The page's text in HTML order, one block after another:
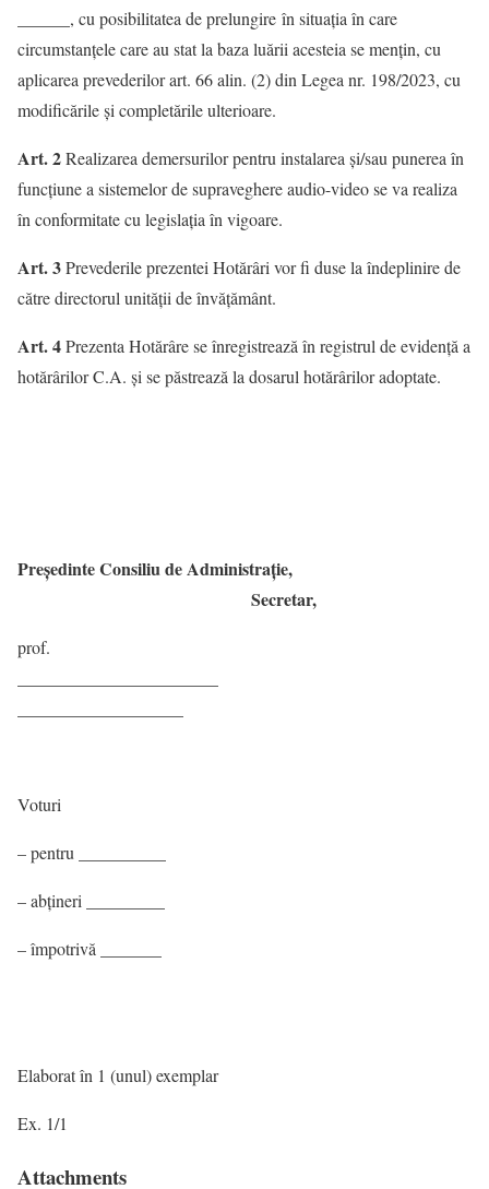
______, cu posibilitatea de prelungire în situaţia în care
circumstanţele care au stat la baza luării acesteia se menţin, cu
aplicarea prevederilor art. 66 alin. (2) din Legea nr. 198/2023, cu
modificările şi completările ulterioare.
Art. 2Realizarea demersurilor pentru instalarea şi/sau punerea în
funcţiune a sistemelor de supraveghere audio-video se va realiza
în conformitate cu legislația în vigoare.
Art. 3Prevederile prezentei Hotărâri vor fi duse la îndeplinire de
către directorul unității de învățământ.
Art. 4Prezenta Hotărâre se înregistrează în registrul de evidență a
hotărârilor C.A. și se păstrează la dosarul hotărârilor adoptate.
Președinte Consiliu de Administrație,
Secretar,
prof.
Voturi
– pentru __________
– abțineri _________
– împotrivă _______
Elaborat în 1 (unul) exemplar
Ex. 1/1
Attachments